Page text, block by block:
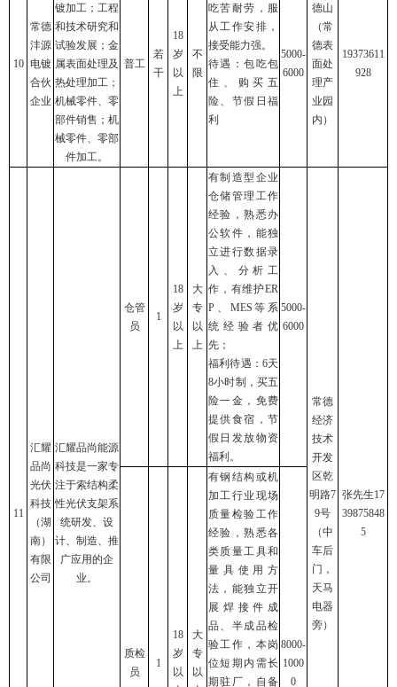
10
常德
沣源
电镀
合伙
企业
镀加工；工程
和技术研究和
试验发展；金
属表面处理及
热处理加工；
机械零件、零
部件销售；机
械零件、零部
件加工。
普工
若
干
18
岁
以
上
不
限
吃苦耐劳，服
从工作安排，
接受能力强。
待遇：包吃包
住、购买五
险、节假日福
利
5000-
6000
德山
（常
德表
面处
理产
业园
内）
19373611
928
11
汇耀
品尚
光伏
科技
（湖
南）
有限
公司
汇耀品尚能源
科技是一家专
注于索结构柔
性光伏支架系
统研发、设
计、制造、推
广应用的企
业。
仓管
员
1
18
岁
以
上
大
专
以
上
有制造型企业
仓储管理工作
经验，熟悉办
公软件，能独
立进行数据录
入、分析工
作，有维护ER
P、MES等系
统经验者优
先；
福利待遇：6天
8小时制，买五
险一金，免费
提供食宿，节
假日发放物资
福利。
5000-
6000
常德
经济
技术
开发
区乾
明路7
9号
（中
车后
门，
天马
电器
旁）
张先生17
39875848
5
质检
员
1
18
岁
以
大
专
以
有钢结构或机
加工行业现场
质量检验工作
经验，熟悉各
类质量工具和
量具使用方
法，能独立开
展焊接件成
品、半成品检
验工作，本岗
位短期内需长
期驻厂，自备
8000-
1000
0